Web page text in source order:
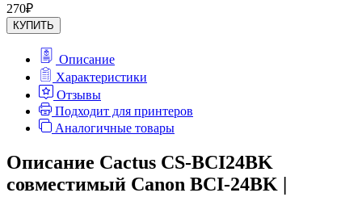
270₽
КУПИТЬ
Описание
Характеристики
Отзывы
Подходит для принтеров
Аналогичные товары
Описание Cactus CS-BCI24BK
совместимый Canon BCI-24BK |